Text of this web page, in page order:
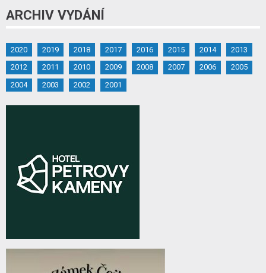
ARCHIV VYDÁNÍ
2020 2019 2018 2017 2016 2015 2014
2013
2012
2011 2010 2009 2008 2007 2006
2005
2004
2003 2002 2001